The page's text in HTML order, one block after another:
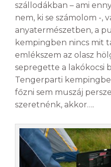
szállodákban – ami
nem, ki se számolom -,
anyatermészetben, a
kempingben nincs mit
emlékszem az olasz
sepregette a lakókocsi
Tengerparti
főzni sem muszáj
szeretnénk, akkor….